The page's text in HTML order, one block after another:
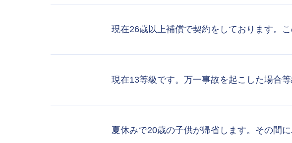
現在26歳以上補償で契約をしております。
現在13等級です。万一事故を起こした場合
夏休みで20歳の子供が帰省します。その間